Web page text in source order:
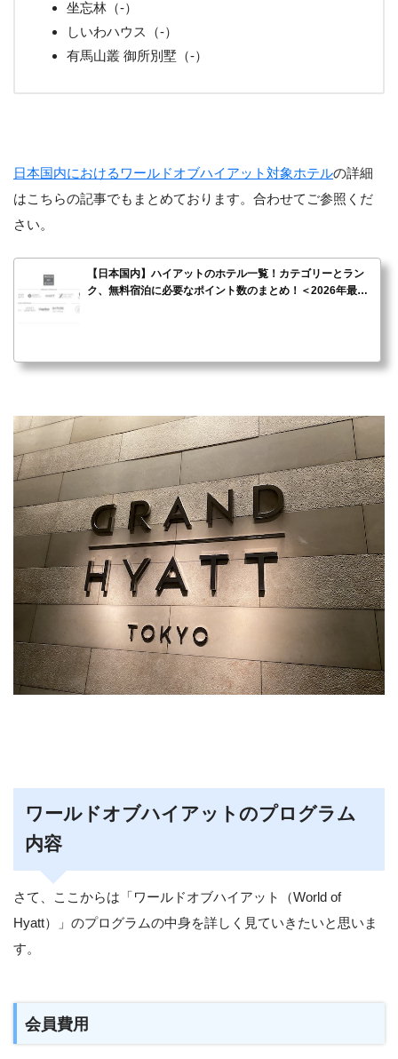
坐忘林（-）
しいわハウス（-）
有馬山叢 御所別墅（-）
日本国内におけるワールドオブハイアット対象ホテルの詳細
はこちらの記事でもまとめております。合わせてご参照くだ
さい。
【日本国内】ハイアットのホテル一覧！カテゴリーとラン
ク、無料宿泊に必要なポイント数のまとめ！＜2026年最新
ワールドオブハイアットのプログラム
内容
さて、ここからは「ワールドオブハイアット（World of
Hyatt）」のプログラムの中身を詳しく見ていきたいと思いま
す。
会員費用